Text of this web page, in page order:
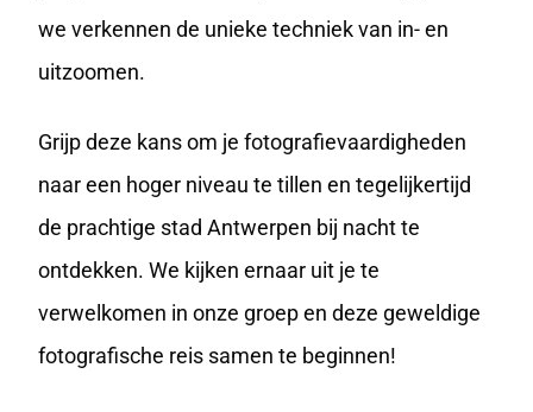
we verkennen de unieke techniek van in- en
uitzoomen.
Grijp deze kans om je fotografievaardigheden
naar een hoger niveau te tillen en tegelijkertijd
de prachtige stad Antwerpen bij nacht te
ontdekken. We kijken ernaar uit je te
verwelkomen in onze groep en deze geweldige
fotografische reis samen te beginnen!